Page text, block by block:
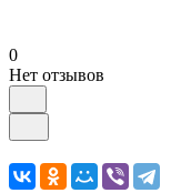
0
Нет отзывов